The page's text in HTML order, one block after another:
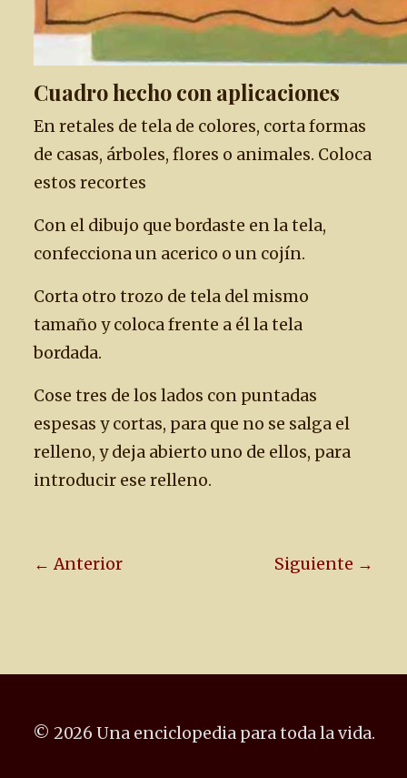
Cuadro hecho con aplicaciones
En retales de tela de colores, corta formas
de casas, árboles, flores o animales. Coloca
estos recortes
Con el dibujo que bordaste en la tela,
confecciona un acerico o un cojín.
Corta otro trozo de tela del mismo
tamaño y coloca frente a él la tela
bordada.
Cose tres de los lados con puntadas
espesas y cortas, para que no se salga el
relleno, y deja abierto uno de ellos, para
introducir ese relleno.
← Anterior Siguiente →
© 2026 Una enciclopedia para toda la vida.